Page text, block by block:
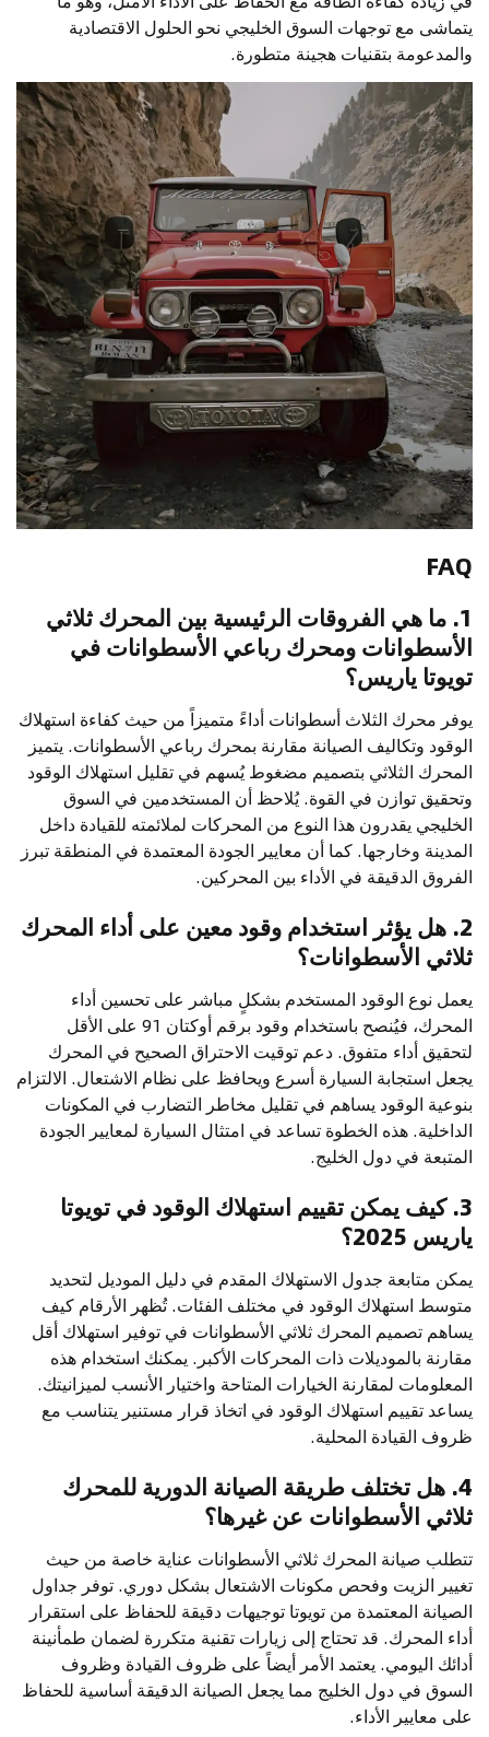
يتماشى مع توجهات السوق الخليجي نحو الحلول الاقتصادية
والمدعومة بتقنيات هجينة متطورة.
FAQ
1. ما هي الفروقات الرئيسية بين المحرك ثلاثي
الأسطوانات ومحرك رباعي الأسطوانات في
تويوتا ياريس؟
يوفر محرك الثلاث أسطوانات أداءً متميزاً من حيث كفاءة استهلاك
الوقود وتكاليف الصيانة مقارنة بمحرك رباعي الأسطوانات. يتميز
المحرك الثلاثي بتصميم مضغوط يُسهم في تقليل استهلاك الوقود
وتحقيق توازن في القوة. يُلاحظ أن المستخدمين في السوق
الخليجي يقدرون هذا النوع من المحركات لملائمته للقيادة داخل
المدينة وخارجها. كما أن معايير الجودة المعتمدة في المنطقة تبرز
الفروق الدقيقة في الأداء بين المحركين.
2. هل يؤثر استخدام وقود معين على أداء المحرك
ثلاثي الأسطوانات؟
يعمل نوع الوقود المستخدم بشكلٍ مباشر على تحسين أداء
المحرك، فيُنصح باستخدام وقود برقم أوكتان 91 على الأقل
لتحقيق أداء متفوق. دعم توقيت الاحتراق الصحيح في المحرك
يجعل استجابة السيارة أسرع ويحافظ على نظام الاشتعال. الالتزام
بنوعية الوقود يساهم في تقليل مخاطر التضارب في المكونات
الداخلية. هذه الخطوة تساعد في امتثال السيارة لمعايير الجودة
المتبعة في دول الخليج.
3. كيف يمكن تقييم استهلاك الوقود في تويوتا
ياريس 2025؟
يمكن متابعة جدول الاستهلاك المقدم في دليل الموديل لتحديد
متوسط استهلاك الوقود في مختلف الفئات. تُظهر الأرقام كيف
يساهم تصميم المحرك ثلاثي الأسطوانات في توفير استهلاك أقل
مقارنة بالموديلات ذات المحركات الأكبر. يمكنك استخدام هذه
المعلومات لمقارنة الخيارات المتاحة واختيار الأنسب لميزانيتك.
يساعد تقييم استهلاك الوقود في اتخاذ قرار مستنير يتناسب مع
ظروف القيادة المحلية.
4. هل تختلف طريقة الصيانة الدورية للمحرك
ثلاثي الأسطوانات عن غيرها؟
تتطلب صيانة المحرك ثلاثي الأسطوانات عناية خاصة من حيث
تغيير الزيت وفحص مكونات الاشتعال بشكل دوري. توفر جداول
الصيانة المعتمدة من تويوتا توجيهات دقيقة للحفاظ على استقرار
أداء المحرك. قد تحتاج إلى زيارات تقنية متكررة لضمان طمأنينة
أدائك اليومي. يعتمد الأمر أيضاً على ظروف القيادة وظروف
السوق في دول الخليج مما يجعل الصيانة الدقيقة أساسية للحفاظ
على معايير الأداء.